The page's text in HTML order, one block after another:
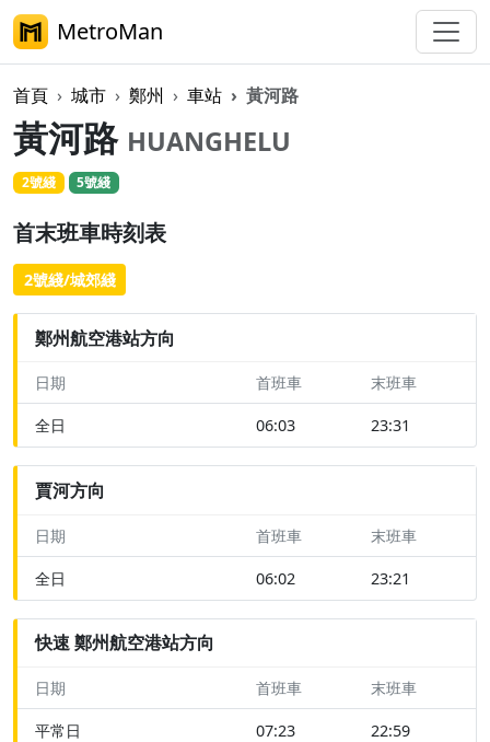
MetroMan
首頁 城市 鄭州 車站 黃河路
黃河路 HUANGHELU
2號綫 5號綫
首末班車時刻表
2號綫/城郊綫
鄭州航空港站方向
日期 首班車 末班車
全日 06:03 23:31
賈河方向
日期 首班車 末班車
全日 06:02 23:21
快速 鄭州航空港站方向
日期 首班車 末班車
平常日 07:23 22:59